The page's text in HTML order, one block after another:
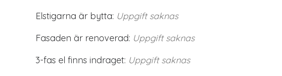
Elstigarna är bytta: Uppgift saknas
Fasaden är renoverad: Uppgift saknas
3-fas el finns indraget: Uppgift saknas